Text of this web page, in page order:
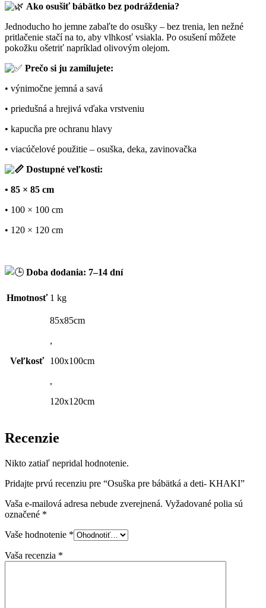
Ako osušiť bábätko bez podráždenia?
Jednoducho ho jemne zabaľte do osušky – bez trenia, len nežné
pritlačenie stačí na to, aby vlhkosť vsiakla. Po osušení môžete
pokožku ošetriť napríklad olivovým olejom.
Prečo si ju zamilujete:
• výnimočne jemná a savá
• priedušná a hrejivá vďaka vrstveniu
• kapucňa pre ochranu hlavy
• viacúčelové použitie – osuška, deka, zavinovačka
Dostupné veľkosti:
• 85 × 85 cm
• 100 × 100 cm
• 120 × 120 cm
Doba dodania: 7–14 dní
Hmotnosť 1 kg
Veľkosť
85x85cm
,
100x100cm
,
120x120cm
Recenzie
Nikto zatiaľ nepridal hodnotenie.
Pridajte prvú recenziu pre “Osuška pre bábätká a deti- KHAKI”
Vaša e-mailová adresa nebude zverejnená. Vyžadované polia sú
označené *
Vaše hodnotenie *
Vaša recenzia *